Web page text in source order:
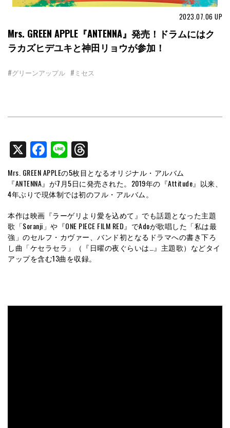
2023.07.06 UP
Mrs. GREEN APPLE『ANTENNA』発売！ドラムにはク
ラカズヒデユキと神田リョウが参加！
#グリーンアップル #ミセス
X Facebook
Line
Mrs. GREEN APPLEの5枚目となるオリジナル・アルバム
『ANTENNA』が7月5日に発売された。2019年の『Attitude』以来、
4年ぶりで現体制では初のフル・アルバム。
本作は映画『ラーゲリより愛を込めて』でも話題となった主題
歌「Soranji」や『ONE PIECE FILM RED』でAdoが歌唱した「私は最
強」のセルフ・カヴァー、バンド初となるドラマへの書き下ろ
し曲「ケセラセラ」（『日曜の夜ぐらいは…』主題歌）などタイ
アップを含む13曲を収録。